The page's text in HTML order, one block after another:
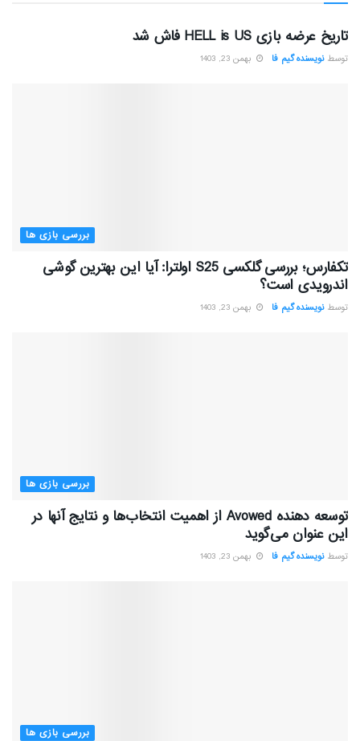
تاریخ عرضه بازی HELL is US فاش شد
توسط نویسنده گیم فا بهمن 23, 1403
بررسی بازی ها
تکفارس؛ بررسی گلکسی S25 اولترا: آیا این بهترین گوشی
اندرویدی است؟
توسط نویسنده گیم فا بهمن 23, 1403
بررسی بازی ها
توسعه دهنده Avowed از اهمیت انتخاب‌ها و نتایج آنها در
این عنوان می‌گوید
توسط نویسنده گیم فا بهمن 23, 1403
بررسی بازی ها